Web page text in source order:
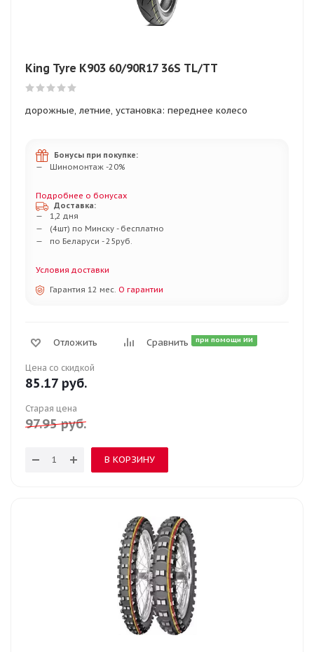
King Tyre K903 60/90R17 36S TL/TT
дорожные, летние, установка: переднее колесо
Бонусы при покупке:
Шиномонтаж -20%
Подробнее о бонусах
Доставка:
1,2 дня
(4шт) по Минску - бесплатно
по Беларуси - 25руб.
Условия доставки
Гарантия 12 мес. О гарантии
Отложить Сравнить при помощи ИИ
Цена со скидкой
85.17 руб.
Старая цена
97.95руб.
В КОРЗИНУ